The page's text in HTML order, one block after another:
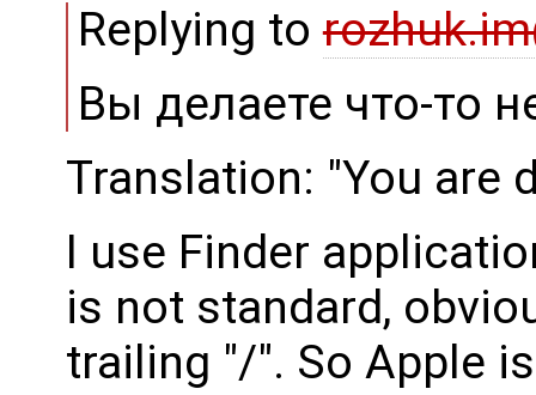
Replying to
Вы делаете что-то
Translation: "You are
I use Finder
is not standard,
trailing "/". So Apple